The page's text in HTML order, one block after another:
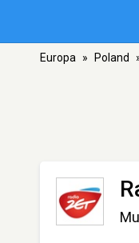
Europa » Poland